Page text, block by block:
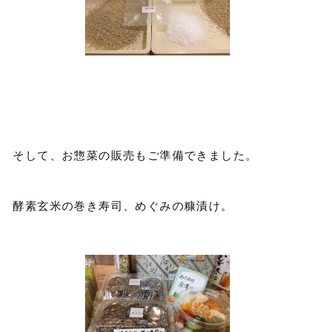
そして、お惣菜の販売もご準備できました。
酵素玄米の巻き寿司、めぐみの糠漬け。